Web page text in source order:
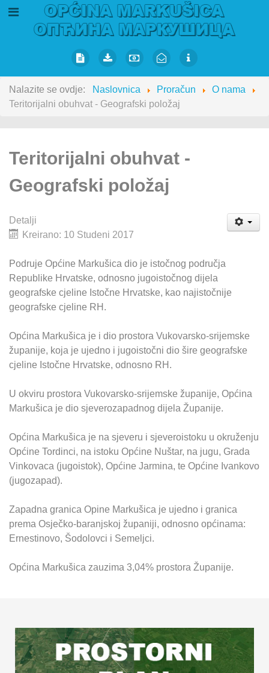
Nalazite se ovdje: Naslovnica Proračun
O nama
Teritorijalni obuhvat - Geografski položaj
Teritorijalni obuhvat -
Geografski položaj
Detalji
Kreirano: 10 Studeni 2017
Podruje Općine Markušica dio je istočnog područja
Republike Hrvatske, odnosno jugoistočnog dijela
geografske cjeline Istočne Hrvatske, kao najistočnije
geografske cjeline RH.
Općina Markušica je i dio prostora Vukovarsko-srijemske
županije, koja je ujedno i jugoistočni dio šire geografske
cjeline Istočne Hrvatske, odnosno RH.
U okviru prostora Vukovarsko-srijemske županije, Općina
Markušica je dio sjeverozapadnog dijela Županije.
Općina Markušica je na sjeveru i sjeveroistoku u okruženju
Općine Tordinci, na istoku Općine Nuštar, na jugu, Grada
Vinkovaca (jugoistok), Općine Jarmina, te Općine Ivankovo
(jugozapad).
Zapadna granica Opine Markušica je ujedno i granica
prema Osječko-baranjskoj županiji, odnosno općinama:
Ernestinovo, Šodolovci i Semeljci.
Općina Markušica zauzima 3,04% prostora Županije.